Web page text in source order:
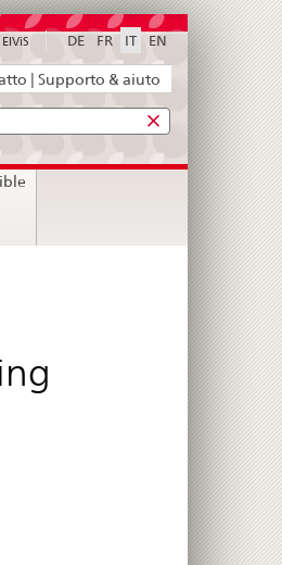
| Supporto & aiuto
DE FR IT EN
ElViS